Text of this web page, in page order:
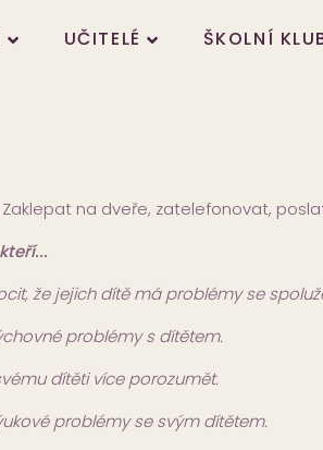
UČITELÉ ŠKOLNÍ
na dveře, zatelefonovat,
že jejich dítě má problémy se
problémy s dítětem.
dítěti více porozumět.
problémy se svým dítětem.